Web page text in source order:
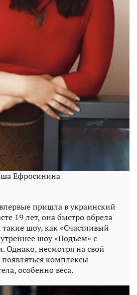
Ефросинина
пришла в украинский
19 лет, она быстро обрела
такие шоу, как «Счастливый
шоу «Подъем» с
несмотря на свой
комплексы
особенно веса.